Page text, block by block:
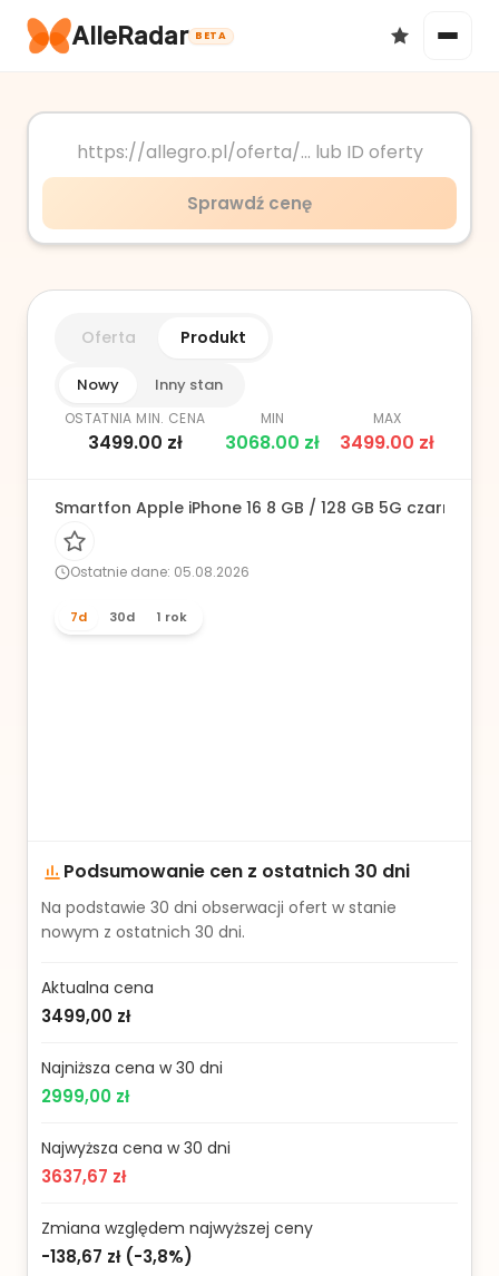
AlleRadar BETA
Okazje
Sprawdź cenę
Oferta Produkt
Nowy Inny stan
OSTATNIA MIN. CENA
3499.00 zł
MIN
3068.00 zł
MAX
3499.00 zł
Smartfon Apple iPhone 16 8 GB / 128 GB 5G czarny
Ostatnie dane: 05.08.2026
7d 30d 1 rok
Podsumowanie cen z ostatnich 30 dni
Na podstawie 30 dni obserwacji ofert w stanie
nowym z ostatnich 30 dni.
Aktualna cena
3499,00 zł
Najniższa cena w 30 dni
2999,00 zł
Najwyższa cena w 30 dni
3637,67 zł
Zmiana względem najwyższej ceny
-138,67 zł(-3,8%)